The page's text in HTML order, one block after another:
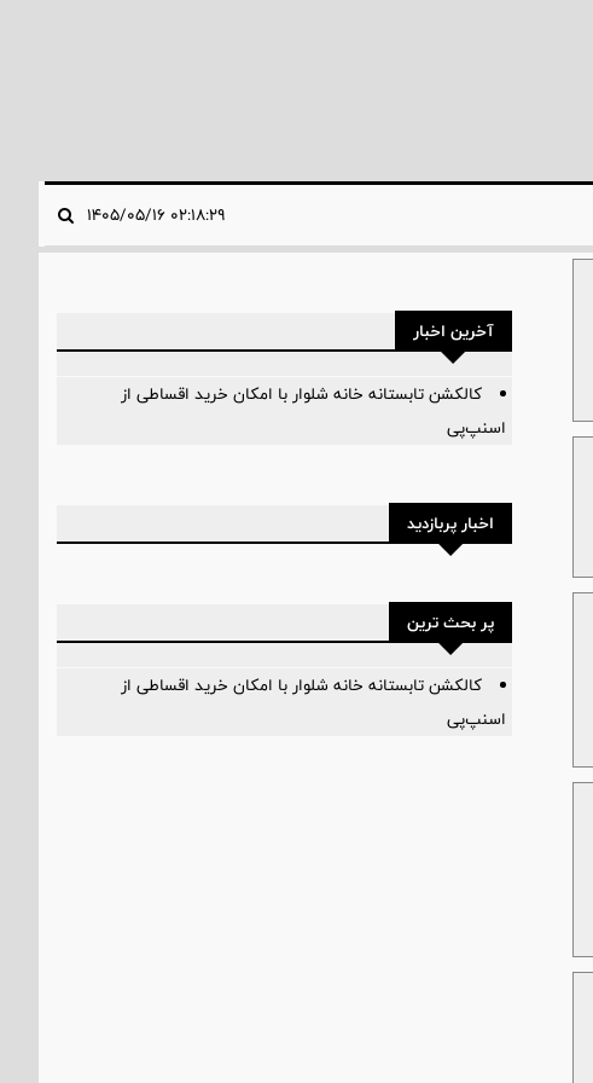
آخرین اخبار
کالکشن تابستانه خانه شلوار با امکان خرید اقساطی از
اسنپ‌پی
اخبار پربازدید
پر بحث ترین
کالکشن تابستانه خانه شلوار با امکان خرید اقساطی از
اسنپ‌پی